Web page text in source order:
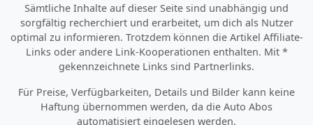
Sämtliche Inhalte auf dieser Seite sind unabhängig und
sorgfältig recherchiert und erarbeitet, um dich als Nutzer
optimal zu informieren. Trotzdem können die Artikel Affiliate-
Links oder andere Link-Kooperationen enthalten. Mit *
gekennzeichnete Links sind Partnerlinks.
Für Preise, Verfügbarkeiten, Details und Bilder kann keine
Haftung übernommen werden, da die Auto Abos
automatisiert eingelesen werden.